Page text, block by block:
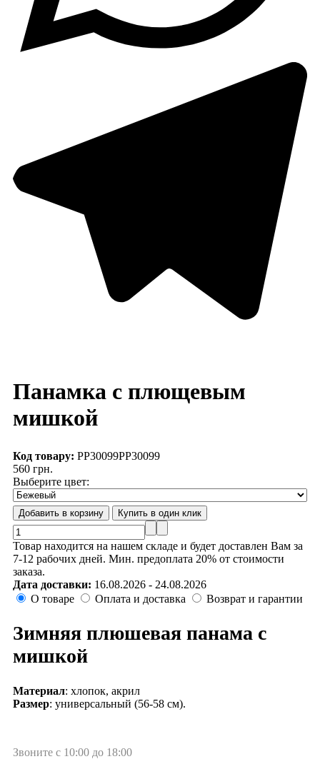
Панамка с плющевым
мишкой
Код товару: PP30099PP30099
560 грн.
Выберите цвет:
Товар находится на нашем складе и будет доставлен Вам за
7-12 рабочих дней. Мин. предоплата 20% от стоимости
заказа.
Дата доставки: 16.08.2026 - 24.08.2026
О товаре
Оплата и доставка Возврат и гарантии
Зимняя плюшевая панама с
мишкой
Материал: хлопок, акрил
Размер: универсальный (56-58 см).
Звоните с 10:00 до 18:00